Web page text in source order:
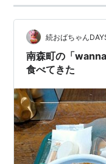
続おばちゃん
南森町の「
食べてきた